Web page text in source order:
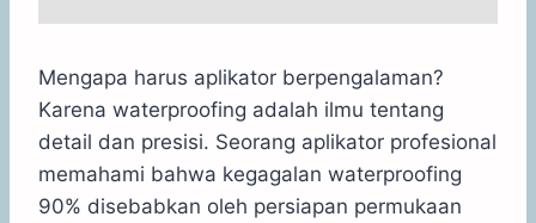
Mengapa harus aplikator berpengalaman?
Karena waterproofing adalah ilmu tentang
detail dan presisi. Seorang aplikator profesional
memahami bahwa kegagalan waterproofing
90% disebabkan oleh persiapan permukaan